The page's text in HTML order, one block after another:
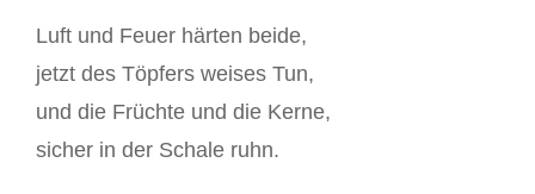
Luft und Feuer härten beide,
jetzt des Töpfers weises Tun,
und die Früchte und die Kerne,
sicher in der Schale ruhn.